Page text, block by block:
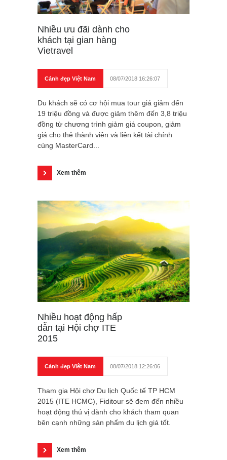
Nhiều ưu đãi dành cho
khách tại gian hàng
Vietravel
Cảnh đẹp Việt Nam 08/07/2018 16:26:07
Du khách sẽ có cơ hội mua tour giá giảm đến
19 triệu đồng và được giảm thêm đến 3,8 triệu
đồng từ chương trình giảm giá coupon, giảm
giá cho thẻ thành viên và liên kết tài chính
cùng MasterCard...
Xem thêm
Nhiều hoạt động hấp
dẫn tại Hội chợ ITE
2015
Cảnh đẹp Việt Nam 08/07/2018 12:26:06
Tham gia Hội chợ Du lịch Quốc tế TP HCM
2015 (ITE HCMC), Fiditour sẽ đem đến nhiều
hoạt động thú vị dành cho khách tham quan
bên cạnh những sản phẩm du lịch giá tốt.
Xem thêm